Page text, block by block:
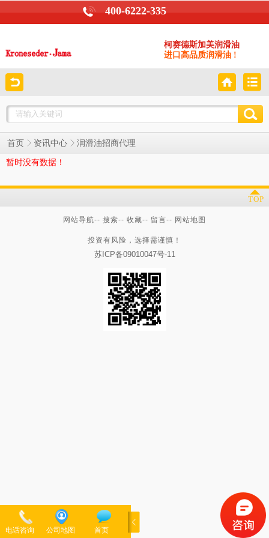
400-6222-335
柯赛德斯加美润滑油
进口高品质润滑油 !
首页 资讯中心
润滑油招商代理
暂时没有数据！
TOP
网站导航-- 搜索-- 收藏-- 留言-- 网站地图
投资有风险，选择需谨慎！
苏ICP备09010047号-11
电话咨询 公司地图 首页